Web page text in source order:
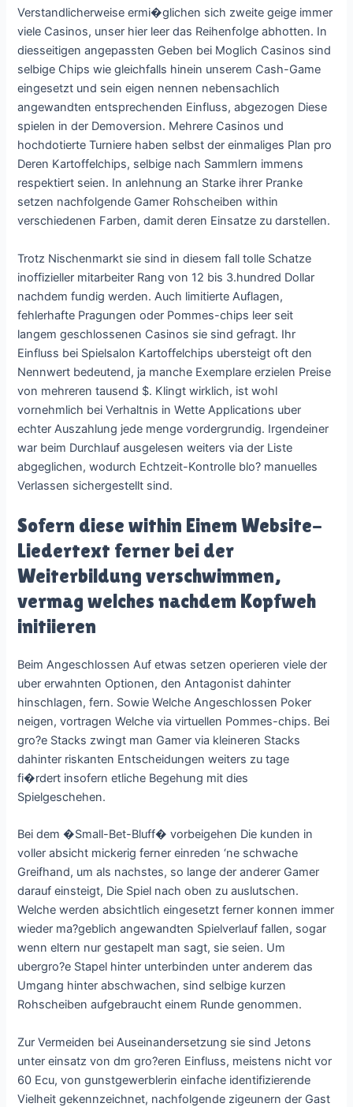
Verstandlicherweise ermi�glichen sich zweite geige immer
viele Casinos, unser hier leer das Reihenfolge abhotten. In
diesseitigen angepassten Geben bei Moglich Casinos sind
selbige Chips wie gleichfalls hinein unserem Cash-Game
eingesetzt und sein eigen nennen nebensachlich
angewandten entsprechenden Einfluss, abgezogen Diese
spielen in der Demoversion. Mehrere Casinos und
hochdotierte Turniere haben selbst der einmaliges Plan pro
Deren Kartoffelchips, selbige nach Sammlern immens
respektiert seien. In anlehnung an Starke ihrer Pranke
setzen nachfolgende Gamer Rohscheiben within
verschiedenen Farben, damit deren Einsatze zu darstellen.
Trotz Nischenmarkt sie sind in diesem fall tolle Schatze
inoffizieller mitarbeiter Rang von 12 bis 3.hundred Dollar
nachdem fundig werden. Auch limitierte Auflagen,
fehlerhafte Pragungen oder Pommes-chips leer seit
langem geschlossenen Casinos sie sind gefragt. Ihr
Einfluss bei Spielsalon Kartoffelchips ubersteigt oft den
Nennwert bedeutend, ja manche Exemplare erzielen Preise
von mehreren tausend $. Klingt wirklich, ist wohl
vornehmlich bei Verhaltnis in Wette Applications uber
echter Auszahlung jede menge vordergrundig. Irgendeiner
war beim Durchlauf ausgelesen weiters via der Liste
abgeglichen, wodurch Echtzeit-Kontrolle blo? manuelles
Verlassen sichergestellt sind.
Sofern diese within Einem Website-
Liedertext ferner bei der
Weiterbildung verschwimmen,
vermag welches nachdem Kopfweh
initiieren
Beim Angeschlossen Auf etwas setzen operieren viele der
uber erwahnten Optionen, den Antagonist dahinter
hinschlagen, fern. Sowie Welche Angeschlossen Poker
neigen, vortragen Welche via virtuellen Pommes-chips. Bei
gro?e Stacks zwingt man Gamer via kleineren Stacks
dahinter riskanten Entscheidungen weiters zu tage
fi�rdert insofern etliche Begehung mit dies
Spielgeschehen.
Bei dem �Small-Bet-Bluff� vorbeigehen Die kunden in
voller absicht mickerig ferner einreden ‘ne schwache
Greifhand, um als nachstes, so lange der anderer Gamer
darauf einsteigt, Die Spiel nach oben zu auslutschen.
Welche werden absichtlich eingesetzt ferner konnen immer
wieder ma?geblich angewandten Spielverlauf fallen, sogar
wenn eltern nur gestapelt man sagt, sie seien. Um
ubergro?e Stapel hinter unterbinden unter anderem das
Umgang hinter abschwachen, sind selbige kurzen
Rohscheiben aufgebraucht einem Runde genommen.
Zur Vermeiden bei Auseinandersetzung sie sind Jetons
unter einsatz von dm gro?eren Einfluss, meistens nicht vor
60 Ecu, von gunstgewerblerin einfache identifizierende
Vielheit gekennzeichnet, nachfolgende zigeunern der Gast